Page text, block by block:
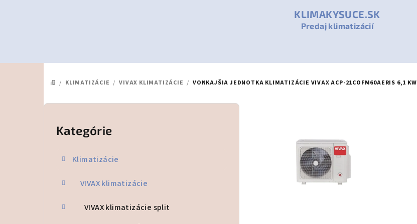
KLIMAKYSUCE.SK
Predaj klimatizácií
DOMOV
/ KLIMATIZÁCIE / VIVAX KLIMATIZÁCIE / VONKAJŠIA JEDNOTKA KLIMATIZÁCIE VIVAX ACP-21COFM60AERIS 6,1 KW
B
Preskočiť
kategórie
Kategórie
Klimatizácie
VIVAX klimatizácie
VIVAX klimatizácie split